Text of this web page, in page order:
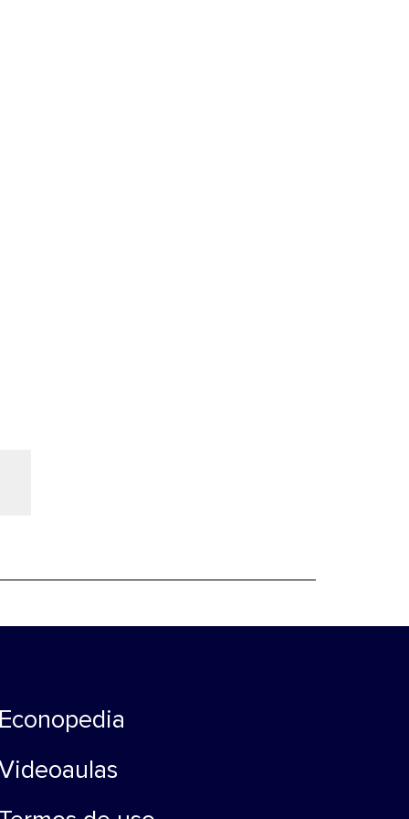
Econopedia